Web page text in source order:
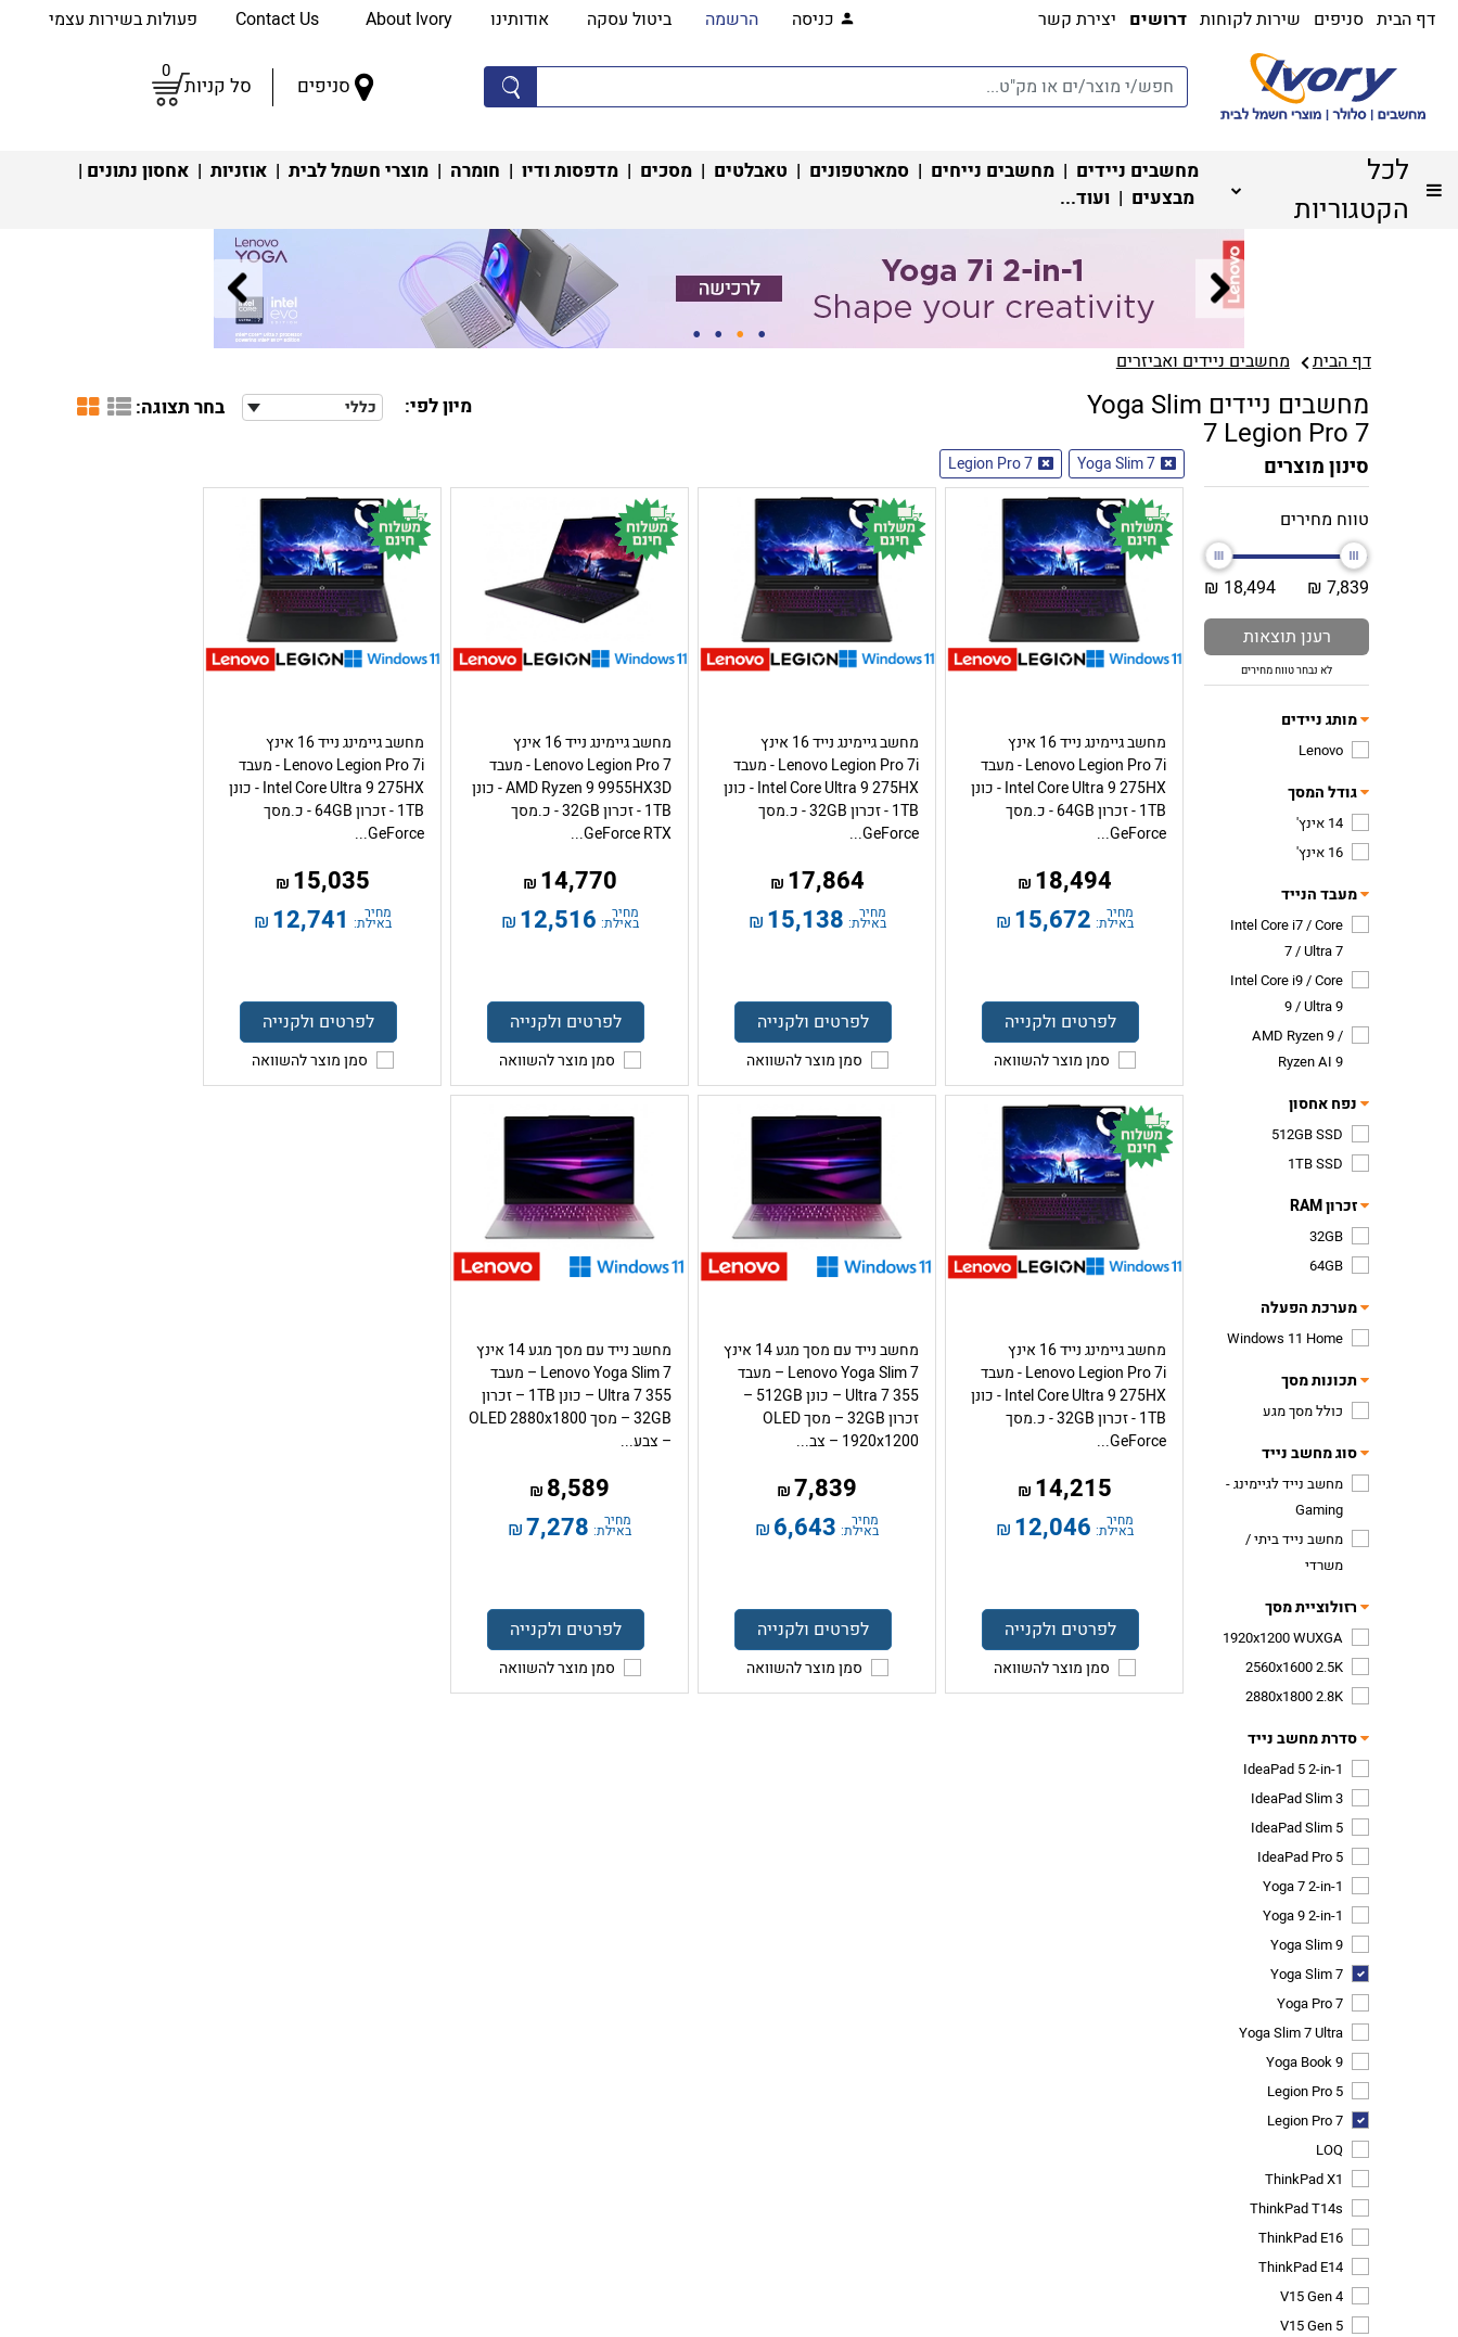
דף הבית סניפים שירות לקוחות דרושים יצירת קשר כניסה הרשמה ביטול עסקה אודותינו About Ivory פעולות בשירות עצמי
סניפים סל קניות
0
לכל
הקטגוריות
מחשבים ניידים | מחשבים נייחים | סמארטפונים | טאבלטים | מסכים | מדפסות ודיו | חומרה | מוצרי חשמל לבית | אוזניות | אחסון נתונים |
מבצעים | ועוד...
דף הבית מחשבים ניידים ואביזרים
מחשבים ניידים Yoga Slim
7 Legion Pro 7
מיון לפי: כללי בחר תצוגה:
סינון מוצרים
טווח מחירים
7,839 ₪
18,494 ₪
רענן תוצאות
לא נבחר טווח מחירים
מותג ניידים
Lenovo
גודל המסך
14 אינץ'
16 אינץ'
מעבד הנייד
Intel Core i7 / Core
7 / Ultra 7
Intel Core i9 / Core
9 / Ultra 9
AMD Ryzen 9 /
Ryzen AI 9
נפח אחסון
512GB SSD
1TB SSD
זכרון RAM
32GB
64GB
מערכת הפעלה
Windows 11 Home
תכונות מסך
כולל מסך מגע
סוג מחשב נייד
מחשב נייד לגיימינג -
Gaming
מחשב נייד ביתי /
משרדי
רזולוציית מסך
1920x1200 WUXGA
2560x1600 2.5K
2880x1800 2.8K
סדרת מחשב נייד
IdeaPad 5 2-in-1
IdeaPad Slim 3
IdeaPad Slim 5
IdeaPad Pro 5
Yoga 7 2-in-1
Yoga 9 2-in-1
Yoga Slim 9
Yoga Slim 7
Yoga Pro 7
Yoga Slim 7 Ultra
Yoga Book 9
Legion Pro 5
Legion Pro 7
LOQ
ThinkPad X1
ThinkPad T14s
ThinkPad E16
ThinkPad E14
V15 Gen 4
V15 Gen 5
Yoga Slim 7
Legion Pro 7
מחשב גיימינג נייד 16 אינץ
Lenovo Legion Pro 7i - מעבד
Intel Core Ultra 9 275HX - כונן
1TB - זכרון 64GB - כ.מסך
GeForce...
18,494
₪
מחיר
באילת: 15,672
₪
לפרטים ולקנייה
סמן מוצר להשוואה
מחשב גיימינג נייד 16 אינץ
Lenovo Legion Pro 7i - מעבד
Intel Core Ultra 9 275HX - כונן
1TB - זכרון 32GB - כ.מסך
GeForce...
17,864
₪
מחיר
באילת: 15,138
₪
לפרטים ולקנייה
סמן מוצר להשוואה
מחשב גיימינג נייד 16 אינץ
Lenovo Legion Pro 7 - מעבד
AMD Ryzen 9 9955HX3D - כונן
1TB - זכרון 32GB - כ.מסך
GeForce RTX...
14,770
₪
מחיר
באילת: 12,516
₪
לפרטים ולקנייה
סמן מוצר להשוואה
מחשב גיימינג נייד 16 אינץ
Lenovo Legion Pro 7i - מעבד
Intel Core Ultra 9 275HX - כונן
1TB - זכרון 64GB - כ.מסך
GeForce...
15,035
₪
מחיר
באילת: 12,741
₪
לפרטים ולקנייה
סמן מוצר להשוואה
מחשב גיימינג נייד 16 אינץ
Lenovo Legion Pro 7i - מעבד
Intel Core Ultra 9 275HX - כונן
1TB - זכרון 32GB - כ.מסך
GeForce...
14,215
₪
מחיר
באילת: 12,046
₪
לפרטים ולקנייה
סמן מוצר להשוואה
מחשב נייד עם מסך מגע 14 אינץ
Lenovo Yoga Slim 7 – מעבד
Ultra 7 355 – כונן 512GB –
זכרון 32GB – מסך OLED
1920x1200 – צב...
7,839
₪
מחיר
באילת: 6,643
₪
לפרטים ולקנייה
סמן מוצר להשוואה
מחשב נייד עם מסך מגע 14 אינץ
Lenovo Yoga Slim 7 – מעבד
Ultra 7 355 – כונן 1TB – זכרון
32GB – מסך OLED 2880x1800
– צבע...
8,589
₪
מחיר
באילת: 7,278
₪
לפרטים ולקנייה
סמן מוצר להשוואה